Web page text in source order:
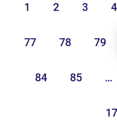
1 2 3 4
77 78 79
84 85 …